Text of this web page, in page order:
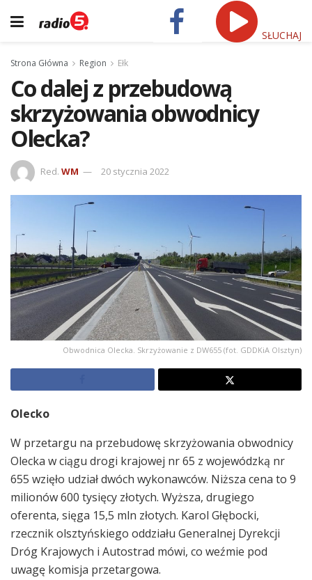
SŁUCHAJ
Strona Główna Region Ełk
Co dalej z przebudową
skrzyżowania obwodnicy
Olecka?
Red. WM 20 stycznia 2022
Obwodnica Olecka. Skrzyżowanie z DW655 (fot. GDDKiA Olsztyn)
Olecko
W przetargu na przebudowę skrzyżowania obwodnicy
Olecka w ciągu drogi krajowej nr 65 z wojewódzką nr
655 wzięło udział dwóch wykonawców. Niższa cena to 9
milionów 600 tysięcy złotych. Wyższa, drugiego
oferenta, sięga 15,5 mln złotych. Karol Głębocki,
rzecznik olsztyńskiego oddziału Generalnej Dyrekcji
Dróg Krajowych i Autostrad mówi, co weźmie pod
uwagę komisja przetargowa.